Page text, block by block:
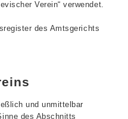
Verein“ verwendet.
des Amtsgerichts
und unmittelbar
des Abschnitts